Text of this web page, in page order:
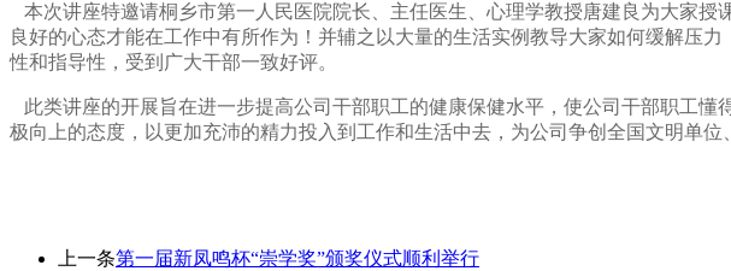
本次讲座特邀请桐乡市第一人民医院院长、主任医生、心理学教授唐建良为大家
良好的心态才能在工作中有所作为！并辅之以大量的生活实例教导大家如何缓解压
性和指导性，受到广大干部一致好评。
此类讲座的开展旨在进一步提高公司干部职工的健康保健水平 ，使公司干部职工
极向上的态度，以更加充沛的精力投入到工作和生活中去，为公司争创全国文明单位
上一条第一届新凤鸣杯“崇学奖”颁奖仪式顺利举行